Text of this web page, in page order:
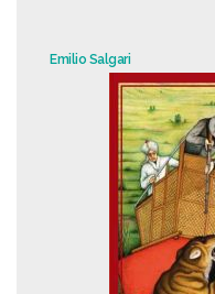
Emilio Salgari